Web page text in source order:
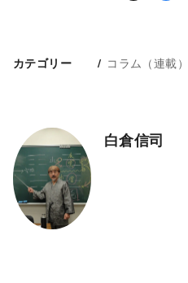
カテゴリー コラム（連載
白倉信司